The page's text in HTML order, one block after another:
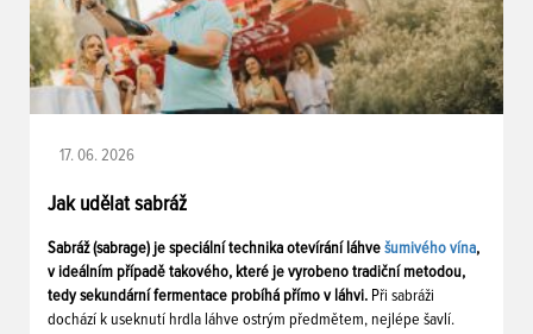
17. 06. 2026
Jak udělat sabráž
Sabráž (sabrage) je speciální technika otevírání láhve šumivého vína,
v ideálním případě takového, které je vyrobeno tradiční metodou,
tedy sekundární fermentace probíhá přímo v láhvi. Při sabráži
dochází k useknutí hrdla láhve ostrým předmětem, nejlépe šavlí.